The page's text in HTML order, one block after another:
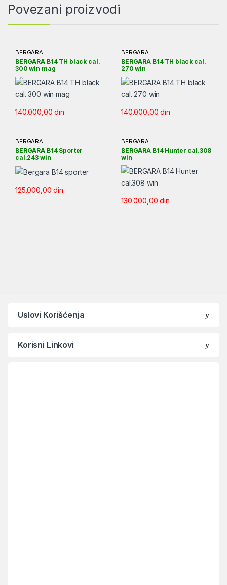
Povezani proizvodi
BERGARA
BERGARA B14 TH black cal.
300 win mag
140.000,00din
BERGARA
BERGARA B14 TH black cal.
270 win
140.000,00din
BERGARA
BERGARA B14 Sporter
cal.243 win
125.000,00din
BERGARA
BERGARA B14 Hunter cal.308
win
130.000,00din
Uslovi Korišćenja
Korisni Linkovi